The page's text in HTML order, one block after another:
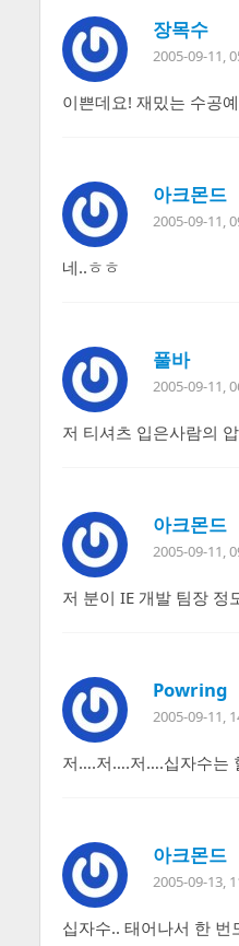
장목수
2005-09-11,
이쁜데요! 재밌는 수공
아크몬드
2005-09-11,
네..ㅎㅎ
풀바
2005-09-11,
저 티셔츠 입은사람의
아크몬드
2005-09-11,
저 분이 IE 개발 팀장 정
Powring
2005-09-11,
저….저….저….십자수는
아크몬드
2005-09-13,
십자수.. 태어나서 한 번